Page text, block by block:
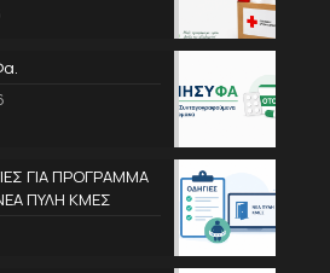
ΓΙΑ ΠΡΟΓΡΑΜΜΑ
ΠΥΛΗ ΚΜΕΣ